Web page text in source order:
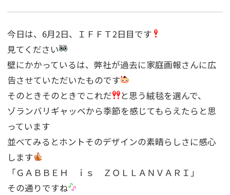
今日は、6月2日、ＩＦＦＴ2日目です
見てください
壁にかかっているは、弊社が過去に家庭画報さんに広
告させていただいたものです
そのときそのときでこれだ
と思う絨毯を選んで、
ゾランバリギャッベから季節を感じてもらえたらと思
っています
並べてみるとホントそのデザインの素晴らしさに感心
します
「ＧＡＢＢＥＨ ｉｓ ＺＯＬＬＡＮＶＡＲＩ」
その通りですね